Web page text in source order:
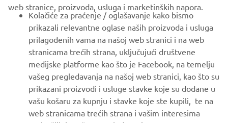
FOR BUSINESS
MORE YAMAHA
SUPPORT
BILTEN
web stranice, proizvoda, usluga i marketinških napora.
Kolačiće za praćenje / oglašavanje kako bismo
prikazali relevantne oglase naših proizvoda i usluga
prilagođenih vama na našoj web stranici i na web
stranicama trećih strana, uključujući društvene
medijske platforme kao što je Facebook, na temelju
vašeg pregledavanja na našoj web stranici, kao što su
prikazani proizvodi i usluge stavke koje su dodane u
vašu košaru za kupnju i stavke koje ste kupili, te na
web stranicama trećih strana i vašim interesima